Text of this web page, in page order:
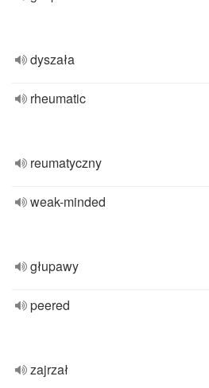
dyszała
rheumatic
reumatyczny
weak-minded
głupawy
peered
zajrzał